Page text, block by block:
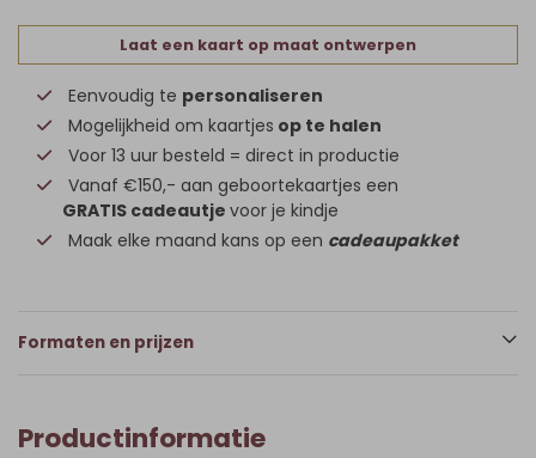
Laat een kaart op maat ontwerpen
Eenvoudig te personaliseren
Mogelijkheid om kaartjes op te halen
Voor 13 uur besteld = direct in productie
Vanaf €150,- aan geboortekaartjes een
GRATIS cadeautje voor je kindje
Maak elke maand kans op een cadeaupakket
Formaten en prijzen
Productinformatie